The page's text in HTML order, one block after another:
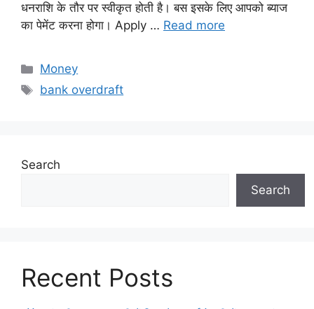
धनराशि के तौर पर स्वीकृत होती है। बस इसके लिए आपको ब्याज
का पेमेंट करना होगा। Apply … Read more
Categories
Money
Tags
bank overdraft
Search
Search
Recent Posts